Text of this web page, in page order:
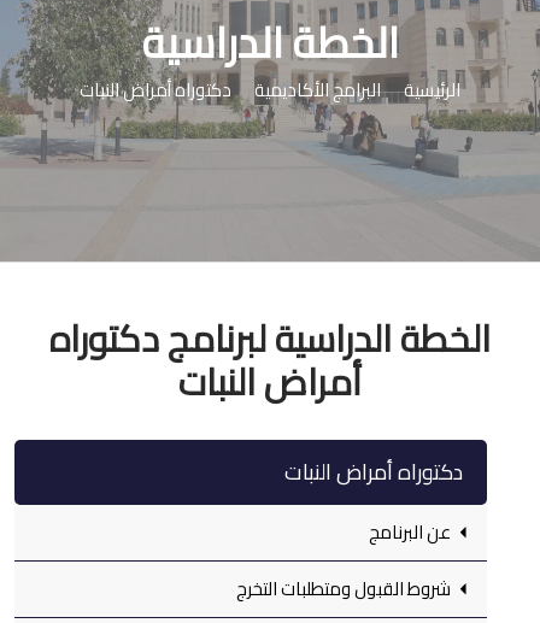
الخطة الدراسية
الرئيسية البرامج الأكاديمية دكتوراه أمراض النبات
الخطة الدراسية لبرنامج دكتوراه
أمراض النبات
دكتوراه أمراض النبات
عن البرنامج
شروط القبول ومتطلبات التخرج